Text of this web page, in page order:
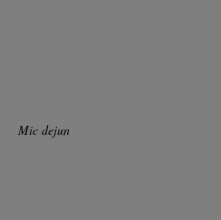
Mic dejun